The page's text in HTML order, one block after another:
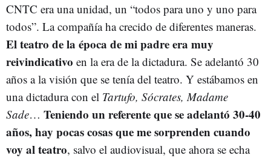
CNTC era una unidad, un “todos para uno y uno para
todos”. La compañía ha crecido de diferentes maneras.
El teatro de la época de mi padre era muy
reivindicativo en la era de la dictadura. Se adelantó 30
años a la visión que se tenía del teatro. Y estábamos en
una dictadura con el Tartufo, Sócrates, Madame
Sade… Teniendo un referente que se adelantó 30-40
años, hay pocas cosas que me sorprenden cuando
voy al teatro, salvo el audiovisual, que ahora se echa